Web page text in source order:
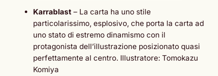
Karrablast – La carta ha uno stile
particolarissimo, esplosivo, che porta la carta ad
uno stato di estremo dinamismo con il
protagonista dell’illustrazione posizionato quasi
perfettamente al centro. Illustratore: Tomokazu
Komiya